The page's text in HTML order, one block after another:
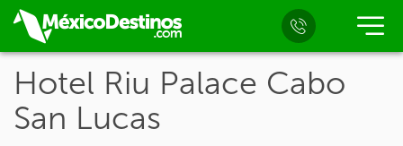
Hotel Riu Palace Cabo
San Lucas